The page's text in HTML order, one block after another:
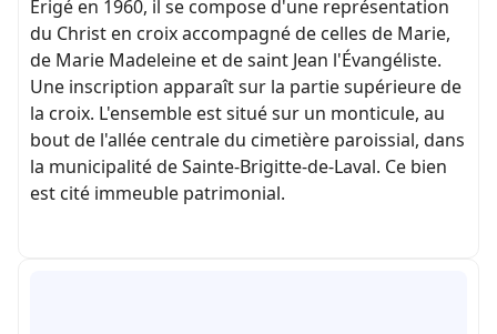
Érigé en 1960, il se compose d'une représentation
du Christ en croix accompagné de celles de Marie,
de Marie Madeleine et de saint Jean l'Évangéliste.
Une inscription apparaît sur la partie supérieure de
la croix. L'ensemble est situé sur un monticule, au
bout de l'allée centrale du cimetière paroissial, dans
la municipalité de Sainte-Brigitte-de-Laval. Ce bien
est cité immeuble patrimonial.